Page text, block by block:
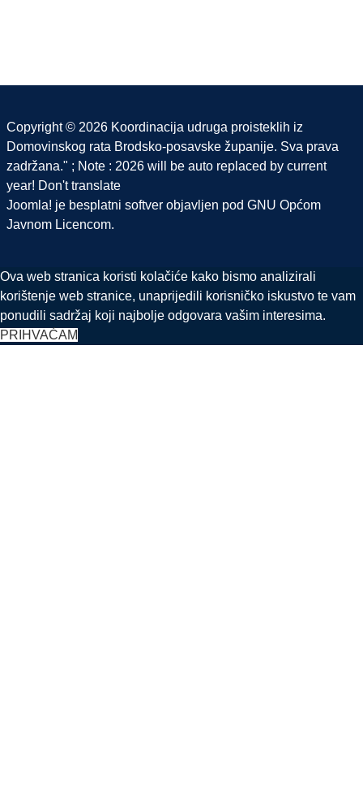
Copyright © 2026 Koordinacija udruga proisteklih iz
Domovinskog rata Brodsko-posavske županije. Sva prava
zadržana." ; Note : 2026 will be auto replaced by current
year! Don't translate
Joomla! je besplatni softver objavljen pod GNU Općom
Javnom Licencom.
Ova web stranica koristi kolačiće kako bismo analizirali
korištenje web stranice, unaprijedili korisničko iskustvo te vam
ponudili sadržaj koji najbolje odgovara vašim interesima.
PRIHVAĆAM